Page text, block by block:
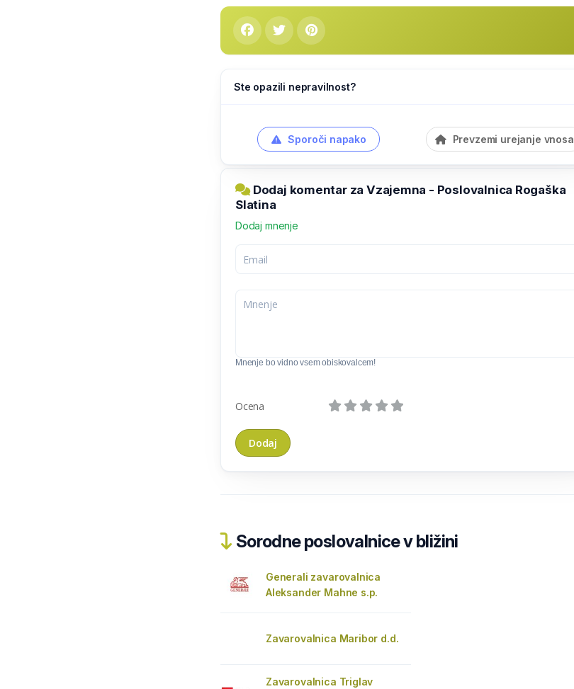
Ste opazili nepravilnost?
Sporoči napako Prevzemi urejanje vnosa
Dodaj komentar za Vzajemna - Poslovalnica Rogaška
Slatina
Dodaj mnenje
Mnenje bo vidno vsem obiskovalcem!
Ocena
Sorodne poslovalnice v bližini
Generali zavarovalnica
Aleksander Mahne s.p.
Zavarovalnica Maribor d.d.
Zavarovalnica Triglav